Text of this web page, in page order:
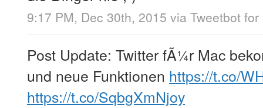
9:17 PM, Dec 30th, 2015 via Tweetbot
Post Update: Twitter fÃ¼r Mac
und neue Funktionen https://t.co/
https://t.co/SqbgXmNjoy